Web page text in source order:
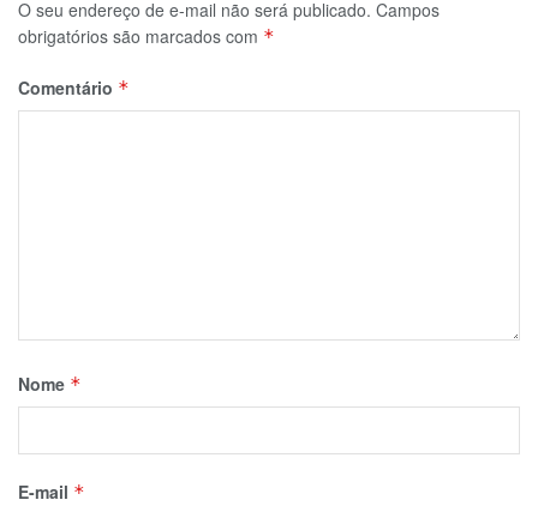
O seu endereço de e-mail não será publicado. Campos
obrigatórios são marcados com *
Comentário *
Nome *
E-mail *